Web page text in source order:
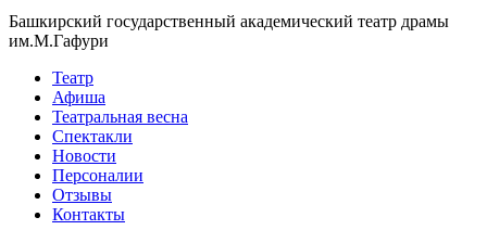
Башкирский государственный академический театр драмы
им.М.Гафури
Театр
Афиша
Театральная весна
Спектакли
Новости
Персоналии
Отзывы
Контакты